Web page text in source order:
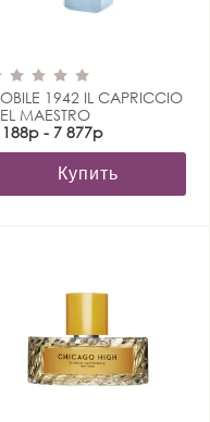
1942 IL CAPRICCIO
MAESTRO
- 7 877р
Купить